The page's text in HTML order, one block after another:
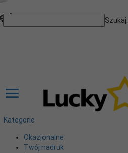
dane... Szukaj...
Kategorie
Okazjonalne
Twój nadruk